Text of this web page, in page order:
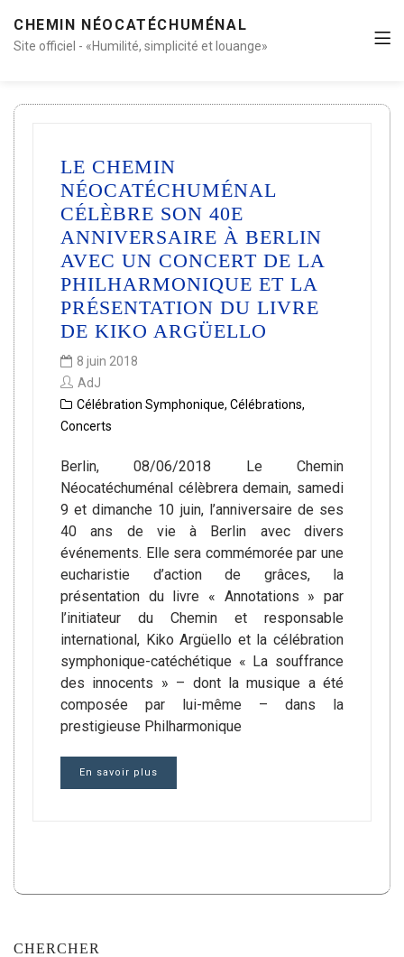
CHEMIN NÉOCATÉCHUMÉNAL
Site officiel - «Humilité, simplicité et louange»
LE CHEMIN
NÉOCATÉCHUMÉNAL
CÉLÈBRE SON 40E
ANNIVERSAIRE À BERLIN
AVEC UN CONCERT DE LA
PHILHARMONIQUE ET LA
PRÉSENTATION DU LIVRE
DE KIKO ARGÜELLO
8 juin 2018
AdJ
Célébration Symphonique, Célébrations,
Concerts
Berlin, 08/06/2018 Le Chemin
Néocatéchuménal célèbrera demain, samedi
9 et dimanche 10 juin, l’anniversaire de ses
40 ans de vie à Berlin avec divers
événements. Elle sera commémorée par une
eucharistie d’action de grâces, la
présentation du livre « Annotations » par
l’initiateur du Chemin et responsable
international, Kiko Argüello et la célébration
symphonique-catéchétique « La souffrance
des innocents » – dont la musique a été
composée par lui-même – dans la
prestigieuse Philharmonique
En savoir plus
CHERCHER